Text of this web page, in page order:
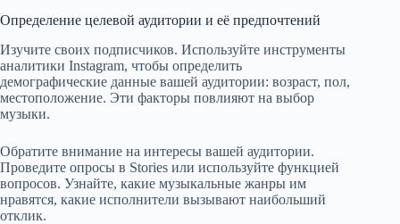
Определение целевой аудитории и её предпочтений
Изучите своих подписчиков. Используйте инструменты
аналитики Instagram, чтобы определить
демографические данные вашей аудитории: возраст, пол,
местоположение. Эти факторы повлияют на выбор
музыки.
Обратите внимание на интересы вашей аудитории.
Проведите опросы в Stories или используйте функцией
вопросов. Узнайте, какие музыкальные жанры им
нравятся, какие исполнители вызывают наибольший
отклик.